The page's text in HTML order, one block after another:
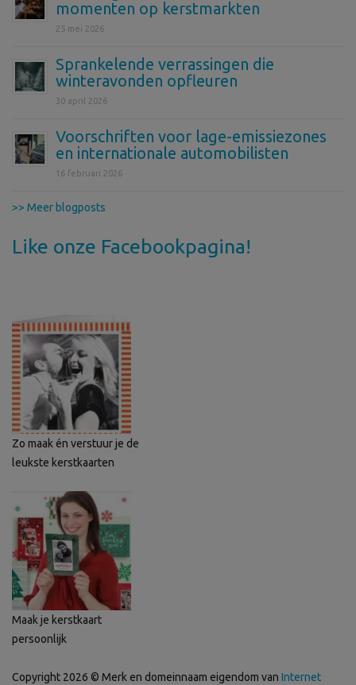
momenten op kerstmarkten
25 mei 2026
Sprankelende verrassingen die
winteravonden opfleuren
30 april 2026
Voorschriften voor lage-emissiezones
en internationale automobilisten
16 februari 2026
>> Meer blogposts
Like onze Facebookpagina!
Zo maak én verstuur je de
leukste kerstkaarten
Maak je kerstkaart
persoonlijk
Copyright 2026 © Merk en domeinnaam eigendom van Internet